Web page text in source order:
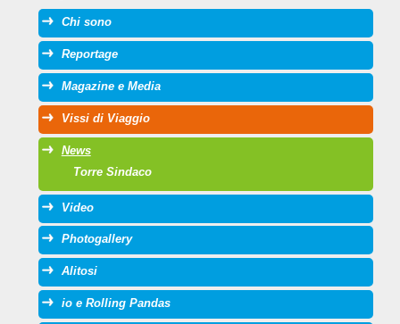
Chi sono
Reportage
Magazine e Media
Vissi di Viaggio
News
Torre Sindaco
Video
Photogallery
Alitosi
io e Rolling Pandas